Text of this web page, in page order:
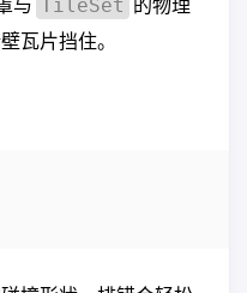
TileSet
瓦片挡住。